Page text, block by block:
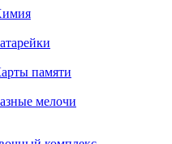
памяти
мелочи